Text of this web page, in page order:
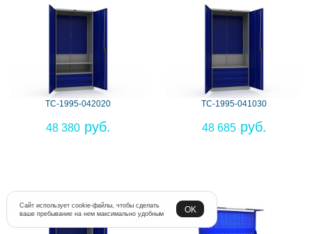
TC-1995-042020
48 380
TC-1995-041030
48 685
Сайт использует cookie-файлы, чтобы сделать
ваше пребывание на нем максимально удобным
OK